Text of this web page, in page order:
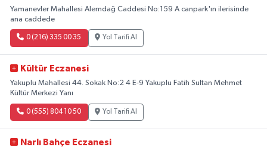
Yamanevler Mahallesi Alemdağ Caddesi No:159 A canpark'ın ilerisinde
ana caddede
0 (216) 335 00 35 Yol Tarifi Al
Kültür Eczanesi
Yakuplu Mahallesi 44. Sokak No:2 4 E-9 Yakuplu Fatih Sultan Mehmet
Kültür Merkezi Yanı
0 (555) 804 10 50 Yol Tarifi Al
Narlı Bahçe Eczanesi